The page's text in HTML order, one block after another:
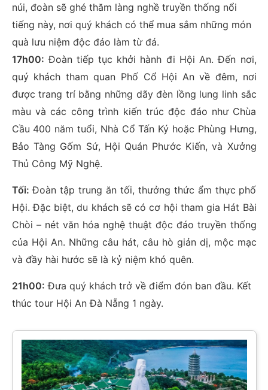
núi, đoàn sẽ ghé thăm làng nghề truyền thống nổi
tiếng này, nơi quý khách có thể mua sắm những món
quà lưu niệm độc đáo làm từ đá.
17h00: Đoàn tiếp tục khởi hành đi Hội An. Đến nơi,
quý khách tham quan Phố Cổ Hội An về đêm, nơi
được trang trí bằng những dãy đèn lồng lung linh sắc
màu và các công trình kiến trúc độc đáo như Chùa
Cầu 400 năm tuổi, Nhà Cổ Tấn Ký hoặc Phùng Hưng,
Bảo Tàng Gốm Sứ, Hội Quán Phước Kiến, và Xưởng
Thủ Công Mỹ Nghệ.
Tối: Đoàn tập trung ăn tối, thưởng thức ẩm thực phố
Hội. Đặc biệt, du khách sẽ có cơ hội tham gia Hát Bài
Chòi – nét văn hóa nghệ thuật độc đáo truyền thống
của Hội An. Những câu hát, câu hò giản dị, mộc mạc
và đầy hài hước sẽ là kỷ niệm khó quên.
21h00: Đưa quý khách trở về điểm đón ban đầu. Kết
thúc tour Hội An Đà Nẵng 1 ngày.